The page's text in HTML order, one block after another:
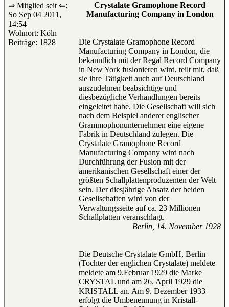
⇒ Mitglied seit ⇐:
So Sep 04 2011,
14:54
Wohnort: Köln
Beiträge: 1828
Crystalate Gramophone Record
Manufacturing Company in London
Die Crystalate Gramophone Record
Manufacturing Company in London, die
bekanntlich mit der Regal Record Company
in New York fusionieren wird, teilt mit, daß
sie ihre Tätigkeit auch auf Deutschland
auszudehnen beabsichtige und
diesbezügliche Verhandlungen bereits
eingeleitet habe. Die Gesellschaft will sich
nach dem Beispiel anderer englischer
Grammophonunternehmen eine eigene
Fabrik in Deutschland zulegen. Die
Crystalate Gramophone Record
Manufacturing Company wird nach
Durchführung der Fusion mit der
amerikanischen Gesellschaft einer der
größten Schallplattenproduzenten der Welt
sein. Der diesjährige Absatz der beiden
Gesellschaften wird von der
Verwaltungsseite auf ca. 23 Millionen
Schallplatten veranschlagt.
Berlin, 14. November 1928
Die Deutsche Crystalate GmbH, Berlin
(Tochter der englichen Crystalate) meldete
meldete am 9.Februar 1929 die Marke
CRYSTAL und am 26. April 1929 die
KRISTALL an. Am 9. Dezember 1933
erfolgt die Umbenennung in Kristall-